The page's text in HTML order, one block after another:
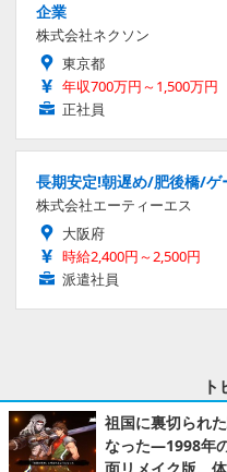
企業
株式会社ネクソン
東京都
年収700万円～1,500万円
正社員
長期安定!朝遅め/肥後橋/ゲ
株式会社エーティーエス
大阪府
時給2,400円～2,500円
派遣社員
ト
祖国に裏切られ
なった―1998年
面リメイク版、